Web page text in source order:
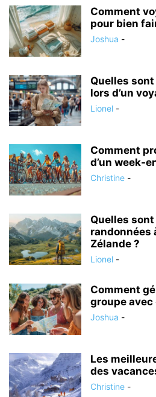
Comment
pour bien
Joshua -
Quelles
lors d’un
Lionel -
Comment
d’un week-
Christine -
Quelles
randonnées
Zélande ?
Lionel -
Comment
groupe avec
Joshua -
Les
des
Christine -